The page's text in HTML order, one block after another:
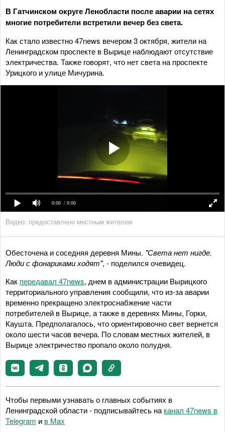
В Гатчинском округе Ленобласти после аварии на сетях
многие потребители встретили вечер без света.
Как стало известно 47news вечером 3 октября, жители на
Ленинградском проспекте в Вырице наблюдают отсутствие
электричества. Также говорят, что нет света на проспекте
Урицкого и улице Мичурина.
0:00 / 0:00
Видео: предоставлено местным жителем
Обесточена и соседняя деревня Мины. "Света нет нигде.
Люди с фонариками ходят", - поделился очевидец.
Как передавал 47news, днем в администрации Вырицкого
территориального управления сообщили, что из-за аварии
временно прекращено электроснабжение части
потребителей в Вырице, а также в деревнях Мины, Горки,
Каушта. Предполагалось, что ориентировочно свет вернется
около шести часов вечера. По словам местных жителей, в
Вырице электричество пропало около полудня.
Чтобы первыми узнавать о главных событиях в
Ленинградской области - подписывайтесь на канал 47news в
Telegram и в Maх